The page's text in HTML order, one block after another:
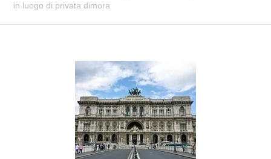
in luogo di privata dimora